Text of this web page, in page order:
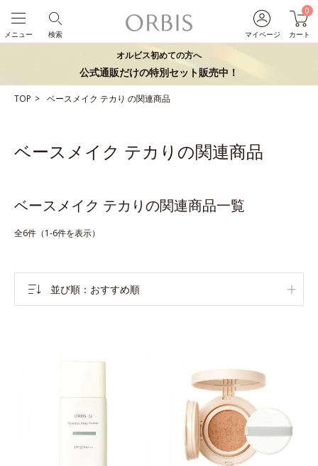
マイページ
0
カート
検索
メニュー
オルビス初めての方へ
公式通販だけの特別セット販売中！
TOP ベースメイク テカり の関連商品
ベースメイク テカりの関連商品
ベースメイク テカりの関連商品一覧
全6件（1-6件を表示）
並び順 おすすめ順